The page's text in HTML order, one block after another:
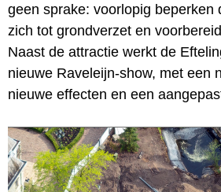
geen sprake: voorlopig beperken
zich tot grondverzet en
Naast de attractie werkt de
nieuwe Raveleijn-show, met een
nieuwe effecten en een